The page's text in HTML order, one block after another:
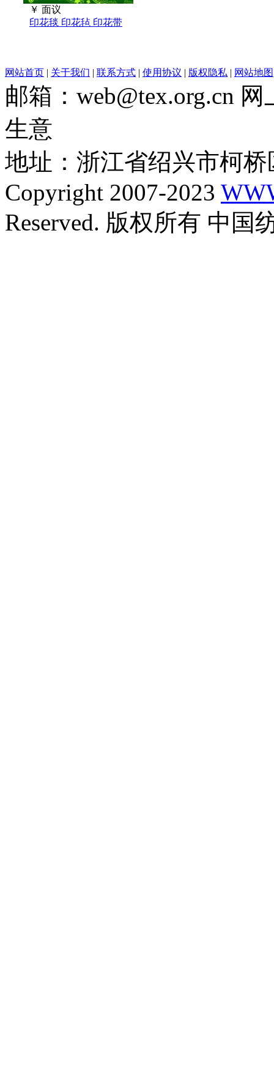
￥ 面议
印花毯 印花毡 印花带
网站首页 | 关于我们 | 联系方式 | 使用协议 | 版权隐私 | 网站地图
邮箱：web@tex.org.cn
生意
地址：浙江省绍兴市柯
Copyright 2007-2023
Reserved. 版权所有 中国